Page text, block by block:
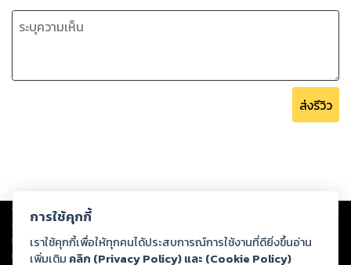
ส่งรีวิว
Copyright © 2026
ต่อผลงานหรือเนื้อหาใดที่อัปโหลดผ่านเว็บไซต์และปรากฏว่าละเมิดสิทธิใน
ทรัพย์สินทางปัญญาของบุคคลอื่นหรือขัดต่อกฎหมายและศีลธรรม ดังนั้น ผู้อ่าน
ทุกท่านโปรดใช้วิจารณญาณในการกลั่นกรองด้วยตนเอง และหากท่านพบว่าส่วน
การใช้คุกกี้
เราใช้คุกกี้เพื่อให้ทุกคนได้ประสบการณ์การใช้งานที่ดียิ่งขึ้นอ่าน
เพิ่มเติม คลิก (Privacy Policy) และ (Cookie Policy)